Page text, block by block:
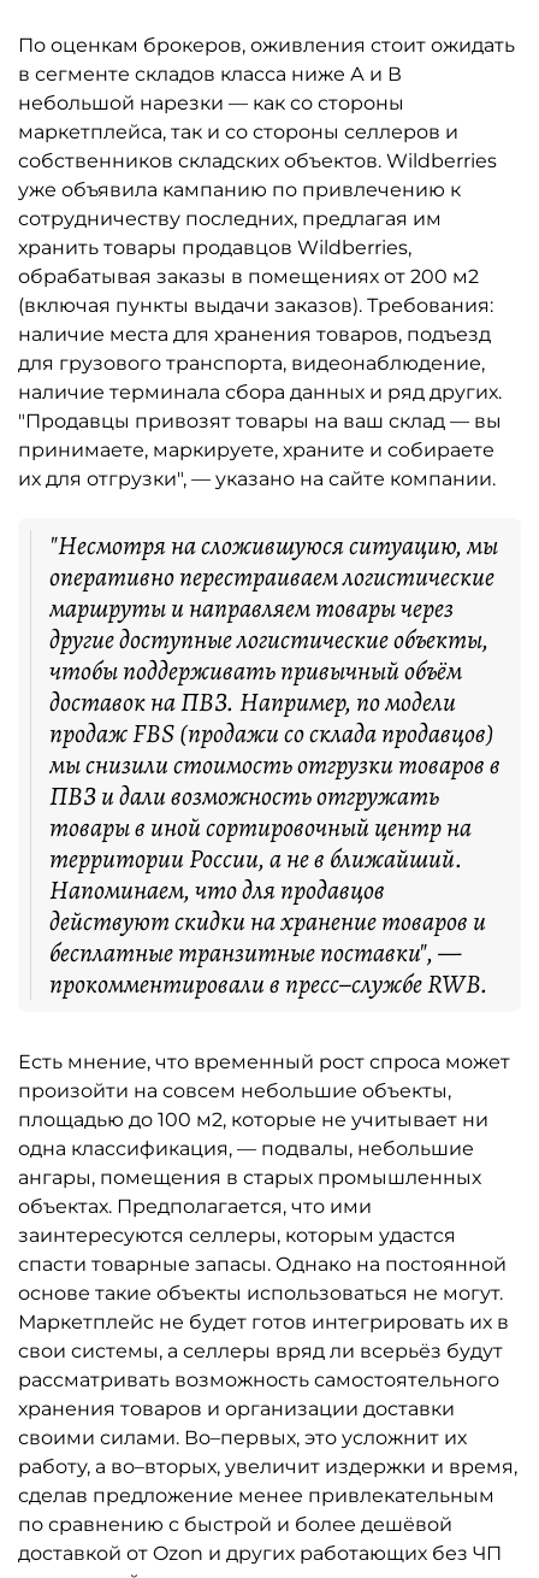
По оценкам брокеров, оживления стоит ожидать
в сегменте складов класса ниже А и В
небольшой нарезки — как со стороны
маркетплейса, так и со стороны селлеров и
собственников складских объектов. Wildberries
уже объявила кампанию по привлечению к
сотрудничеству последних, предлагая им
хранить товары продавцов Wildberries,
обрабатывая заказы в помещениях от 200 м2
(включая пункты выдачи заказов). Требования:
наличие места для хранения товаров, подъезд
для грузового транспорта, видеонаблюдение,
наличие терминала сбора данных и ряд других.
"Продавцы привозят товары на ваш склад — вы
принимаете, маркируете, храните и собираете
их для отгрузки", — указано на сайте компании.
"Несмотря на сложившуюся ситуацию, мы
оперативно перестраиваем логистические
маршруты и направляем товары через
другие доступные логистические объекты,
чтобы поддерживать привычный объём
доставок на ПВЗ. Например, по модели
продаж FBS (продажи со склада продавцов)
мы снизили стоимость отгрузки товаров в
ПВЗ и дали возможность отгружать
товары в иной сортировочный центр на
территории России, а не в ближайший.
Напоминаем, что для продавцов
действуют скидки на хранение товаров и
бесплатные транзитные поставки", —
прокомментировали в пресс–службе RWB.
Есть мнение, что временный рост спроса может
произойти на совсем небольшие объекты,
площадью до 100 м2, которые не учитывает ни
одна классификация, — подвалы, небольшие
ангары, помещения в старых промышленных
объектах. Предполагается, что ими
заинтересуются селлеры, которым удастся
спасти товарные запасы. Однако на постоянной
основе такие объекты использоваться не могут.
Маркетплейс не будет готов интегрировать их в
свои системы, а селлеры вряд ли всерьёз будут
рассматривать возможность самостоятельного
хранения товаров и организации доставки
своими силами. Во–первых, это усложнит их
работу, а во–вторых, увеличит издержки и время,
сделав предложение менее привлекательным
по сравнению с быстрой и более дешёвой
доставкой от Ozon и других работающих без ЧП